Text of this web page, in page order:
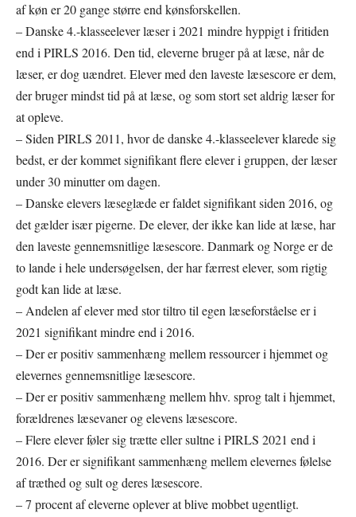
af køn er 20 gange større end kønsforskellen.
– Danske 4.-klasseelever læser i 2021 mindre hyppigt i fritiden
end i PIRLS 2016. Den tid, eleverne bruger på at læse, når de
læser, er dog uændret. Elever med den laveste læsescore er dem,
der bruger mindst tid på at læse, og som stort set aldrig læser for
at opleve.
– Siden PIRLS 2011, hvor de danske 4.-klasseelever klarede sig
bedst, er der kommet signifikant flere elever i gruppen, der læser
under 30 minutter om dagen.
– Danske elevers læseglæde er faldet signifikant siden 2016, og
det gælder især pigerne. De elever, der ikke kan lide at læse, har
den laveste gennemsnitlige læsescore. Danmark og Norge er de
to lande i hele undersøgelsen, der har færrest elever, som rigtig
godt kan lide at læse.
– Andelen af elever med stor tiltro til egen læseforståelse er i
2021 signifikant mindre end i 2016.
– Der er positiv sammenhæng mellem ressourcer i hjemmet og
elevernes gennemsnitlige læsescore.
– Der er positiv sammenhæng mellem hhv. sprog talt i hjemmet,
forældrenes læsevaner og elevens læsescore.
– Flere elever føler sig trætte eller sultne i PIRLS 2021 end i
2016. Der er signifikant sammenhæng mellem elevernes følelse
af træthed og sult og deres læsescore.
– 7 procent af eleverne oplever at blive mobbet ugentligt.